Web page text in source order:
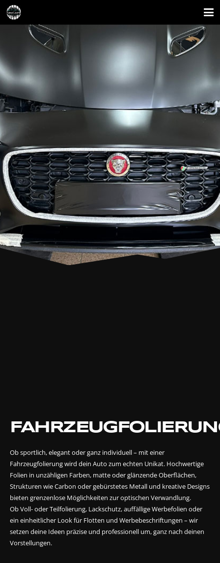
Ob sportlich, elegant oder ganz individuell – mit einer
Fahrzeugfolierung wird dein Auto zum echten Unikat. Hochwertige
Folien in unzähligen Farben, matte oder glänzende Oberflächen,
Strukturen wie Carbon oder gebürstetes Metall und kreative Designs
bieten grenzenlose Möglichkeiten zur optischen Verwandlung.
Ob Voll- oder Teilfolierung, Lackschutz, auffällige Werbefolien oder
ein einheitlicher Look für Flotten und Werbebeschriftungen – wir
setzen deine Ideen präzise und professionell um, ganz nach deinen
Vorstellungen.